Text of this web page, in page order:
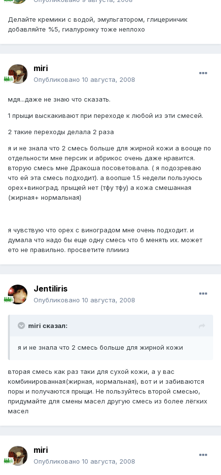
Делайте кремики с водой, эмульгатором, глицеринчик
добавляйте %5, гиалуронку тоже неплохо
miri
Опубликовано 10 августа, 2008
мдя...даже не знаю что сказать.
1 прыщи выскакивают при переходе к любой из эти смесей.
2 такие переходы делала 2 раза
я и не знала что 2 смесь больше для жирной кожи а воoще по
отдельности мне персик и абрикос очень даже нравится.
вторую смесь мне Дракоша посоветовала. ( я подозреваю
что ей эта смесь подходит). а воопше 1.5 недели пользуюсь
орех+виноград. прыщей нет (тфу тфу) а кожа смешанная
(жирная+ нормальная)
я чувствую что орех с виноградом мне очень подходит. и
думала что надо бы еще одну смесь что б менять их. может
ето не правильно. просветите плиииз
Jentiliris
Опубликовано 10 августа, 2008
miri сказал:
я и не знала что 2 смесь больше для жирной кожи
вторая смесь как раз таки для сухой кожи, а у вас
комбинированная(жирная, нормальная), вот и и забиваются
поры и получаются прыщи. Не пользуйтесь второй смесью,
придумайте для смены масел другую смесь из более лёгких
масел
miri
Опубликовано 10 августа, 2008